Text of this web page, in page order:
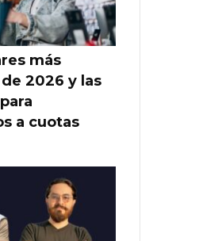
más
2026 y las
a cuotas